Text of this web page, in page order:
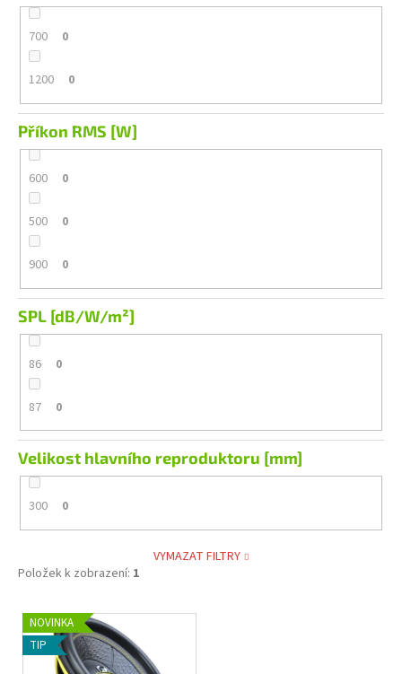
700 0
1200 0
Příkon RMS [W]
600 0
500 0
900 0
SPL [dB/W/m²]
86 0
87 0
Velikost hlavního reproduktoru [mm]
300 0
VYMAZAT FILTRY
Položek k zobrazení: 1
V
ý
NOVINKA
TIP